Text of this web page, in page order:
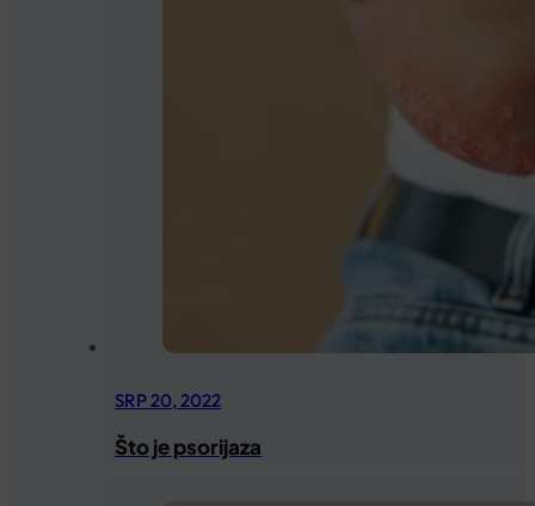
SRP 20, 2022
Što je psorijaza